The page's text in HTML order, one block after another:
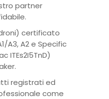
partner
certificato
A3, A2 e Specific
ITEs2I5TnD)
registrati ed
come